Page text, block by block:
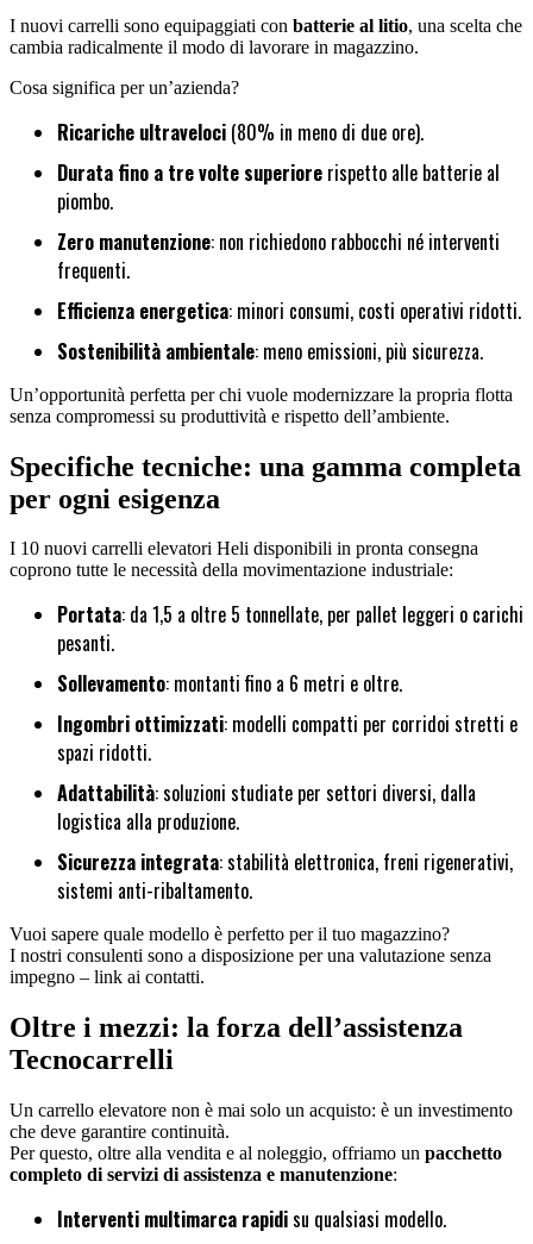
I nuovi carrelli sono equipaggiati con batterie al litio, una scelta che
cambia radicalmente il modo di lavorare in magazzino.
Cosa significa per un’azienda?
Ricariche ultraveloci (80% in meno di due ore).
Durata fino a tre volte superiore rispetto alle batterie al
piombo.
Zero manutenzione: non richiedono rabbocchi né interventi
frequenti.
Efficienza energetica: minori consumi, costi operativi ridotti.
Sostenibilità ambientale: meno emissioni, più sicurezza.
Un’opportunità perfetta per chi vuole modernizzare la propria flotta
senza compromessi su produttività e rispetto dell’ambiente.
Specifiche tecniche: una gamma completa
per ogni esigenza
I 10 nuovi carrelli elevatori Heli disponibili in pronta consegna
coprono tutte le necessità della movimentazione industriale:
Portata: da 1,5 a oltre 5 tonnellate, per pallet leggeri o carichi
pesanti.
Sollevamento: montanti fino a 6 metri e oltre.
Ingombri ottimizzati: modelli compatti per corridoi stretti e
spazi ridotti.
Adattabilità: soluzioni studiate per settori diversi, dalla
logistica alla produzione.
Sicurezza integrata: stabilità elettronica, freni rigenerativi,
sistemi anti-ribaltamento.
Vuoi sapere quale modello è perfetto per il tuo magazzino?
I nostri consulenti sono a disposizione per una valutazione senza
impegno – link ai contatti.
Oltre i mezzi: la forza dell’assistenza
Tecnocarrelli
Un carrello elevatore non è mai solo un acquisto: è un investimento
che deve garantire continuità.
Per questo, oltre alla vendita e al noleggio, offriamo un pacchetto
completo di servizi di assistenza e manutenzione:
Interventi multimarca rapidisu qualsiasi modello.